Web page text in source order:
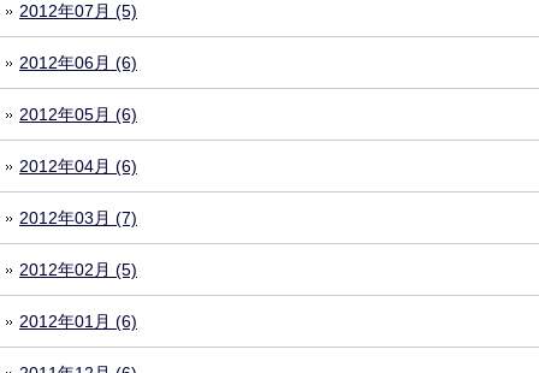
2012年07月 (5)
2012年06月 (6)
2012年05月 (6)
2012年04月 (6)
2012年03月 (7)
2012年02月 (5)
2012年01月 (6)